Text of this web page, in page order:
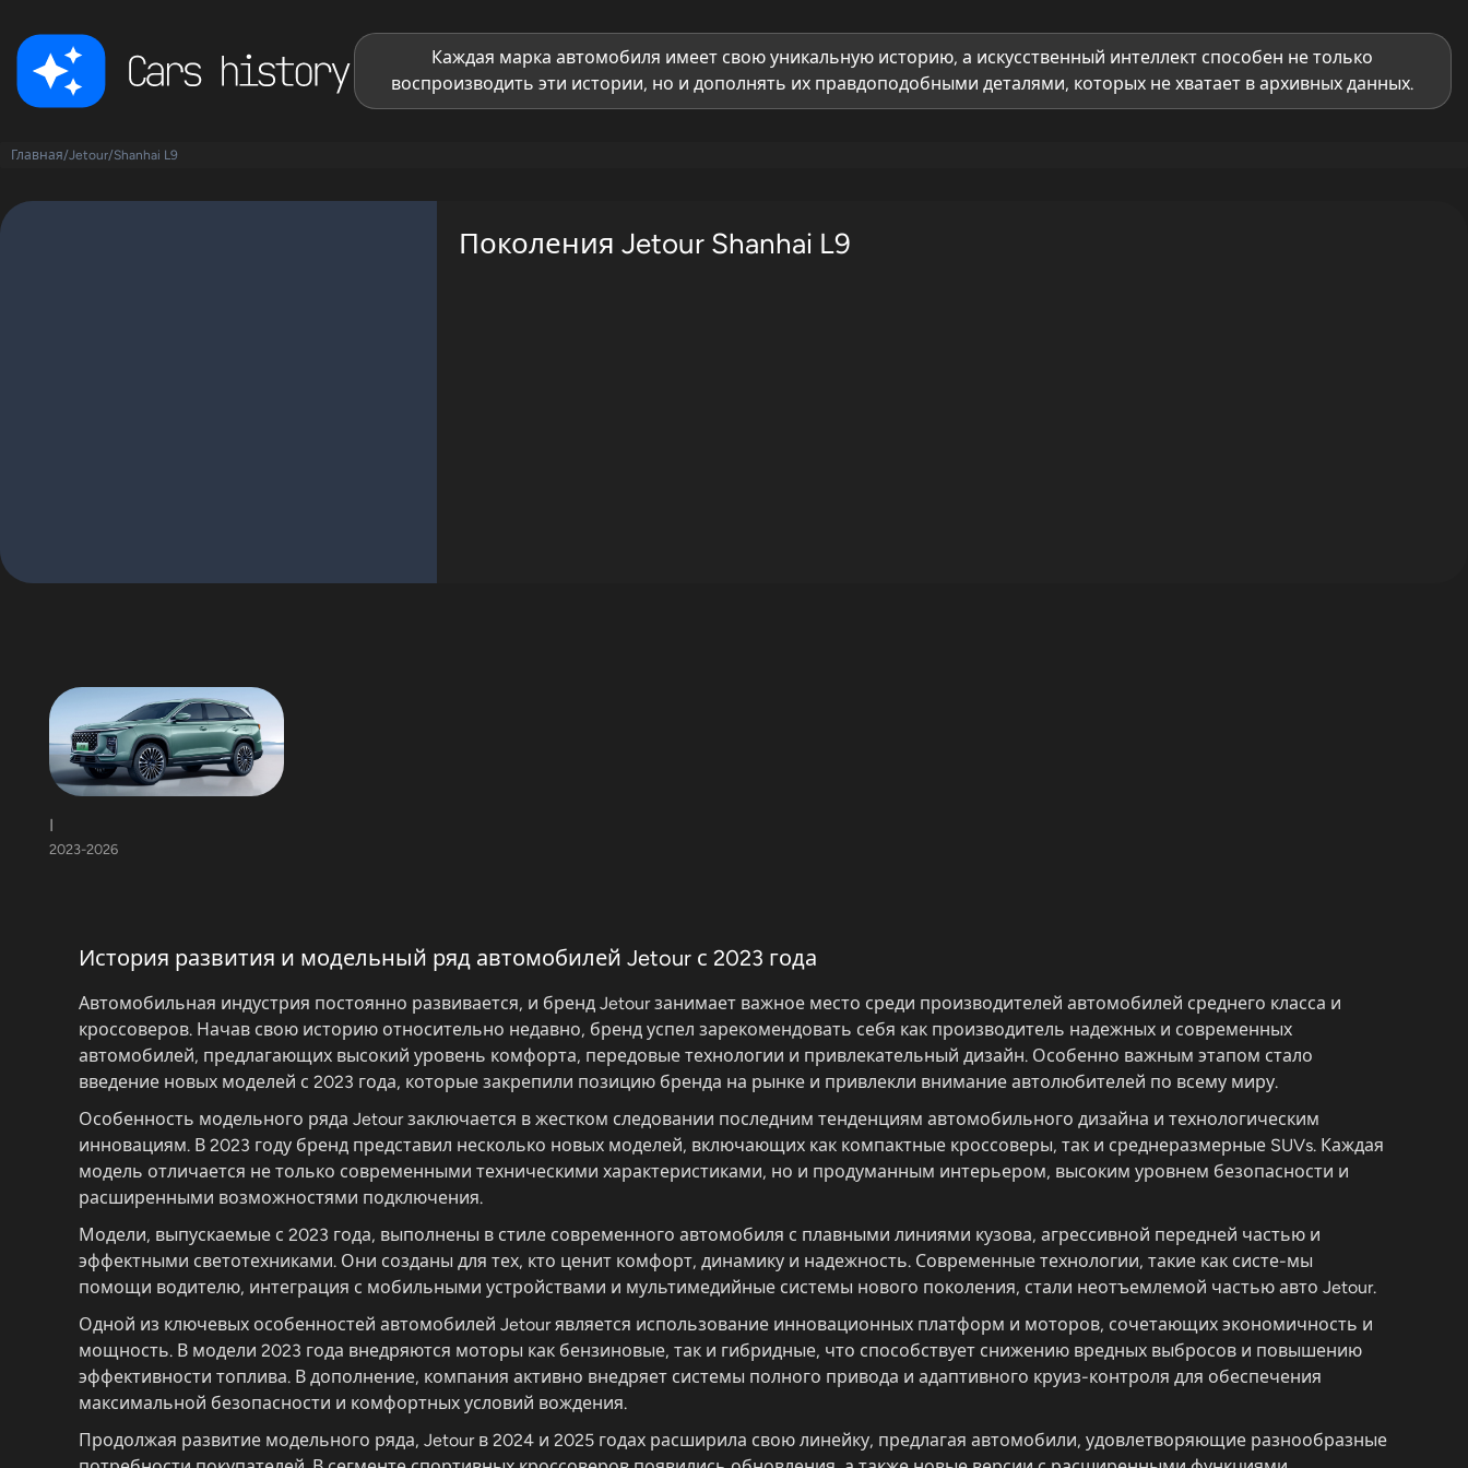
Каждая марка автомобиля имеет свою уникальную историю, а искусственный интеллект способен не только
воспроизводить эти истории, но и дополнять их правдоподобными деталями, которых не хватает в архивных данных.
Главная/Jetour/Shanhai L9
Поколения Jetour Shanhai L9
I
2023-2026
История развития и модельный ряд автомобилей Jetour с 2023 года
Автомобильная индустрия постоянно развивается, и бренд Jetour занимает важное место среди производителей автомобилей среднего класса и
кроссоверов. Начав свою историю относительно недавно, бренд успел зарекомендовать себя как производитель надежных и современных
автомобилей, предлагающих высокий уровень комфорта, передовые технологии и привлекательный дизайн. Особенно важным этапом стало
введение новых моделей с 2023 года, которые закрепили позицию бренда на рынке и привлекли внимание автолюбителей по всему миру.
Особенность модельного ряда Jetour заключается в жестком следовании последним тенденциям автомобильного дизайна и технологическим
инновациям. В 2023 году бренд представил несколько новых моделей, включающих как компактные кроссоверы, так и среднеразмерные SUVs. Каждая
модель отличается не только современными техническими характеристиками, но и продуманным интерьером, высоким уровнем безопасности и
расширенными возможностями подключения.
Модели, выпускаемые с 2023 года, выполнены в стиле современного автомобиля с плавными линиями кузова, агрессивной передней частью и
эффектными светотехниками. Они созданы для тех, кто ценит комфорт, динамику и надежность. Современные технологии, такие как систе-мы
помощи водителю, интеграция с мобильными устройствами и мультимедийные системы нового поколения, стали неотъемлемой частью авто Jetour.
Одной из ключевых особенностей автомобилей Jetour является использование инновационных платформ и моторов, сочетающих экономичность и
мощность. В модели 2023 года внедряются моторы как бензиновые, так и гибридные, что способствует снижению вредных выбросов и повышению
эффективности топлива. В дополнение, компания активно внедряет системы полного привода и адаптивного круиз-контроля для обеспечения
максимальной безопасности и комфортных условий вождения.
Продолжая развитие модельного ряда, Jetour в 2024 и 2025 годах расширила свою линейку, предлагая автомобили, удовлетворяющие разнообразные